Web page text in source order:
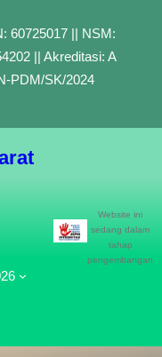
60725017 || NSM:
|| Akreditasi: A
PDM/SK/2024
Website ini
sedang dalam
tahap
pengembangan